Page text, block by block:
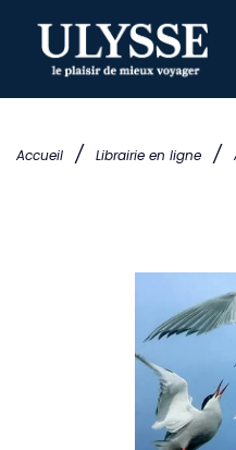
Accueil / Librairie en ligne /